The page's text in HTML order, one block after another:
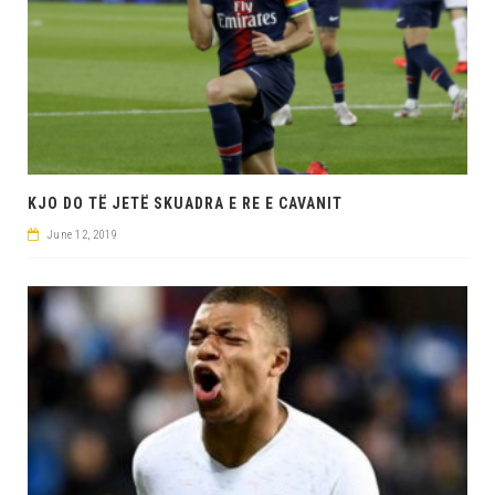
KJO DO TË JETË SKUADRA E RE E CAVANIT
June 12, 2019